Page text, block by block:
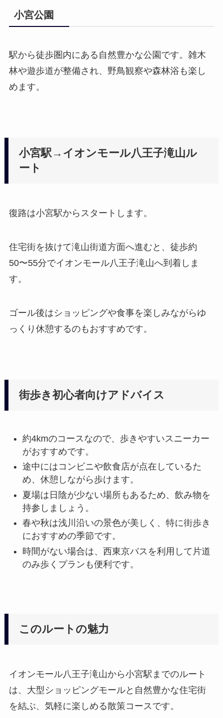
小宮公園
駅から徒歩圏内にある自然豊かな公園です。雑木
林や遊歩道が整備され、野鳥観察や森林浴も楽し
めます。
小宮駅→イオンモール八王子滝山ル
ート
復路は小宮駅からスタートします。
住宅街を抜けて滝山街道方面へ進むと、徒歩約
50〜55分でイオンモール八王子滝山へ到着しま
す。
ゴール後はショッピングや食事を楽しみながらゆ
っくり休憩するのもおすすめです。
街歩き初心者向けアドバイス
約4kmのコースなので、歩きやすいスニーカー
がおすすめです。
途中にはコンビニや飲食店が点在しているた
め、休憩しながら歩けます。
夏場は日陰が少ない場所もあるため、飲み物を
持参しましょう。
春や秋は浅川沿いの景色が美しく、特に街歩き
におすすめの季節です。
時間がない場合は、西東京バスを利用して片道
のみ歩くプランも便利です。
このルートの魅力
イオンモール八王子滝山から小宮駅までのルート
は、大型ショッピングモールと自然豊かな住宅街
を結ぶ、気軽に楽しめる散策コースです。